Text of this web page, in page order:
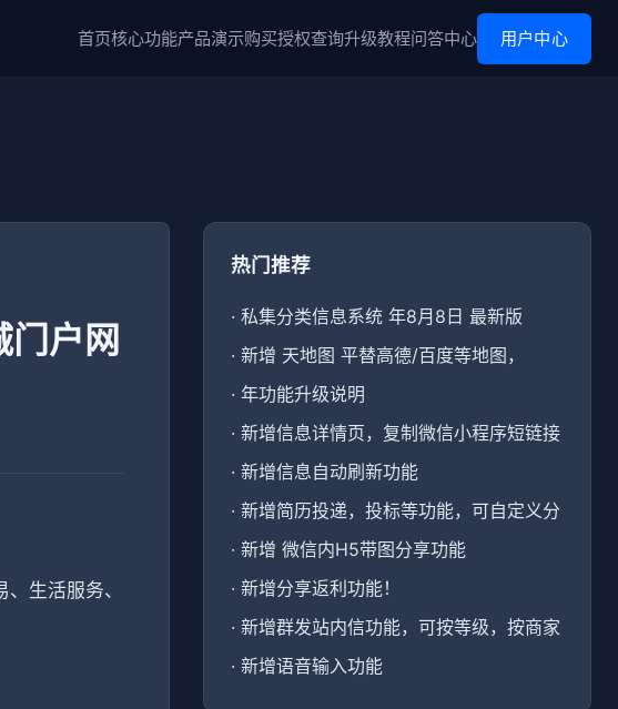
首页核心功能产品演示购买授权查询升级教程问答中心 用户中心
户网
生活服务、
热门推荐
· 私集分类信息系统 年8月8日 最新版
· 新增 天地图 平替高德/百度等地图，
· 年功能升级说明
· 新增信息详情页，复制微信小程序短链接
· 新增信息自动刷新功能
· 新增简历投递，投标等功能，可自定义分
· 新增 微信内H5带图分享功能
· 新增分享返利功能！
· 新增群发站内信功能，可按等级，按商家
· 新增语音输入功能